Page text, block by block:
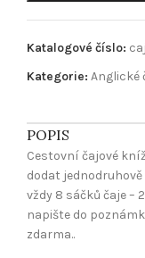
Katalogové číslo:
Kategorie: Anglické
POPIS
Cestovní čajové
dodat
vždy 8 sáčků čaje –
napište do
zdarma..